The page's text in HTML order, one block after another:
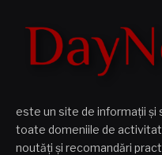
este un site de informații și
toate domeniile de
noutăți și recomandări